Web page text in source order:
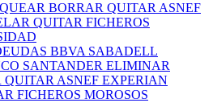
BORRAR QUITAR ASNEF
QUITAR FICHEROS
BBVA SABADELL
SANTANDER ELIMINAR
ASNEF EXPERIAN
FICHEROS MOROSOS